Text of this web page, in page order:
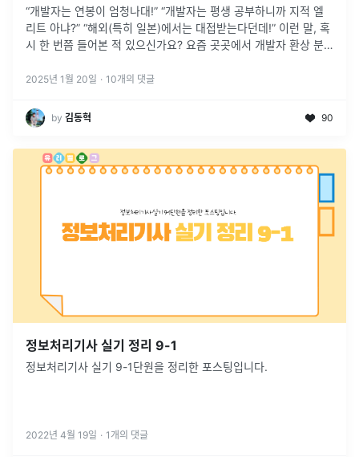
“개발자는 연봉이 엄청나대!” “개발자는 평생 공부하니까 지적 엘
리트 아냐?” “해외(특히 일본)에서는 대접받는다던데!” 이런 말, 혹
시 한 번쯤 들어본 적 있으신가요? 요즘 곳곳에서 개발자 환상 분
를 해결 ...
2025년 1월 20일 · 10개의 댓글
by 김동혁 90
정보처리기사 실기 정리 9-1
정보처리기사 실기 9-1단원을 정리한 포스팅입니다.
2022년 4월 19일 · 1 개의 댓글